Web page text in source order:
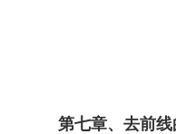
第七章、去前